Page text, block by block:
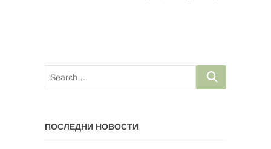
ПОСЛЕДНИ НОВОСТИ